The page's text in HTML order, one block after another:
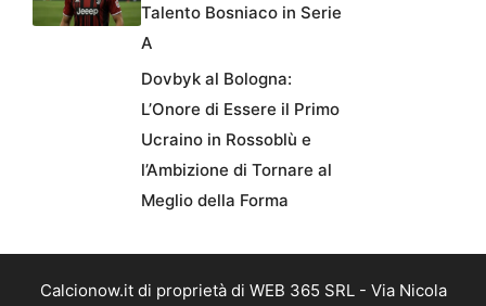
Talento Bosniaco in Serie
A
Dovbyk al Bologna:
L’Onore di Essere il Primo
Ucraino in Rossoblù e
l’Ambizione di Tornare al
Meglio della Forma
Calcionow.it di proprietà di WEB 365 SRL - Via Nicola